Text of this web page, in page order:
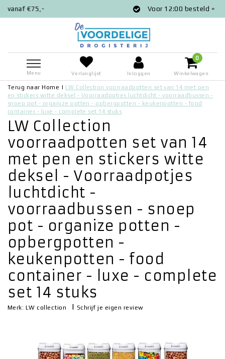
Voor 12:00 besteld = zelfde dag
Menu Verlanglijst Inloggen
0
Winkelwagen
Terug naar Home | LW Collection voorraadpotten set van 14 met pen
en stickers witte deksel - Voorraadpotjes luchtdicht - voorraadbussen -
snoep pot - organize potten - opbergpotten - keukenpotten - food
container - luxe - complete set 14 stuks
LW Collection
voorraadpotten set van 14
met pen en stickers witte
deksel - Voorraadpotjes
luchtdicht -
voorraadbussen - snoep
pot - organize potten -
opbergpotten -
keukenpotten - food
container - luxe - complete
set 14 stuks
Merk: LW collection | Schrijf je eigen review